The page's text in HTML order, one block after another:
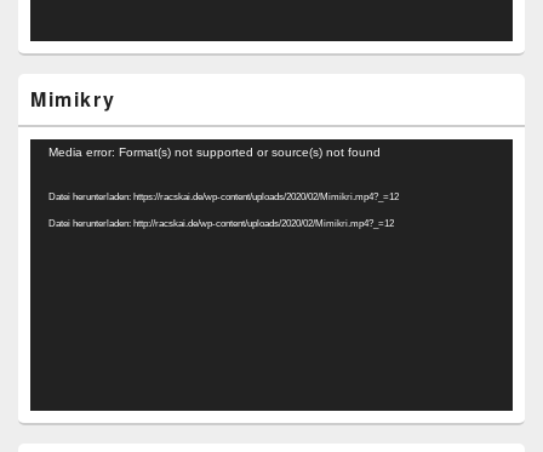
Mimikry
Video-
Media error: Format(s) not supported or source(s) not found
Datei herunterladen: https://racskai.de/wp-content/uploads/2020/02/Mimikri.mp4?_=12
Datei herunterladen: http://racskai.de/wp-content/uploads/2020/02/Mimikri.mp4?_=12